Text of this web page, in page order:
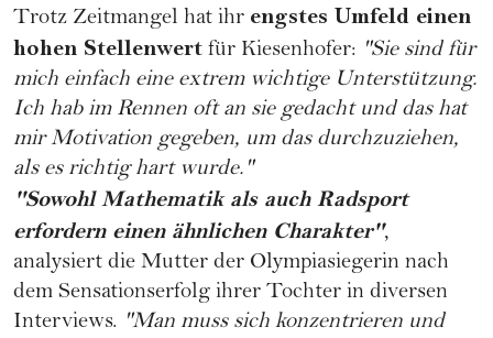
Trotz Zeitmangel hat ihr engstes Umfeld einen
hohen Stellenwert für Kiesenhofer: "Sie sind für
mich einfach eine extrem wichtige Unterstützung.
Ich hab im Rennen oft an sie gedacht und das hat
mir Motivation gegeben, um das durchzuziehen,
als es richtig hart wurde."
"Sowohl Mathematik als auch Radsport
erfordern einen ähnlichen Charakter",
analysiert die Mutter der Olympiasiegerin nach
dem Sensationserfolg ihrer Tochter in diversen
Interviews. "Man muss sich konzentrieren und